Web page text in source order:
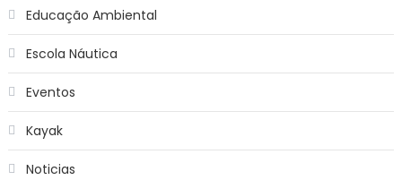
Educação Ambiental
Escola Náutica
Eventos
Kayak
Noticias